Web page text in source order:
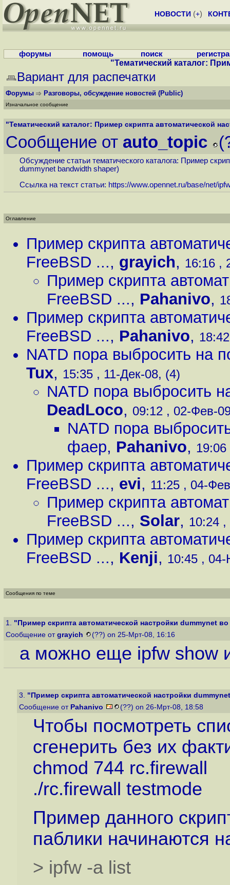
НОВОСТИ (+)
форумы помощь поиск
"Тематический каталог:
Вариант для распечатки
Форумы Разговоры, обсуждение новостей (Public)
Изначальное сообщение
"Тематический каталог: Пример скрипта автоматической
Сообщение от auto_topic
Обсуждение статьи тематического каталога: Пример
dummynet bandwidth shaper)
Ссылка на текст статьи: https://www.opennet.ru/base/net/
Оглавление
Пример скрипта
FreeBSD ..., grayich, 16:16 ,
Пример скрипта
FreeBSD ..., Pahanivo,
Пример скрипта
FreeBSD ..., Pahanivo,
NATD пора выбросить на
Tux, 15:35 , 11-Дек-08, (4)
NATD пора выбросить
DeadLoco, 09:12 , 02-Фев-
NATD пора
фаер, Pahanivo,
Пример скрипта
FreeBSD ..., evi, 11:25 , 04-
Пример скрипта
FreeBSD ..., Solar, 10:24
Пример скрипта
FreeBSD ..., Kenji, 10:45 ,
Сообщения по теме
1. "Пример скрипта автоматической настройки dummynet во
Сообщение от grayich (??) on 25-Мрт-08, 16:16
а можно еще ipfw show
3. "Пример скрипта автоматической настройки
Сообщение от Pahanivo (??) on 26-Мрт-08, 18:58
Чтобы посмотреть
сгенерить без их
chmod 744 rc.firewall
./rc.firewall testmode
Пример данного
паблики начинаются
> ipfw -a list